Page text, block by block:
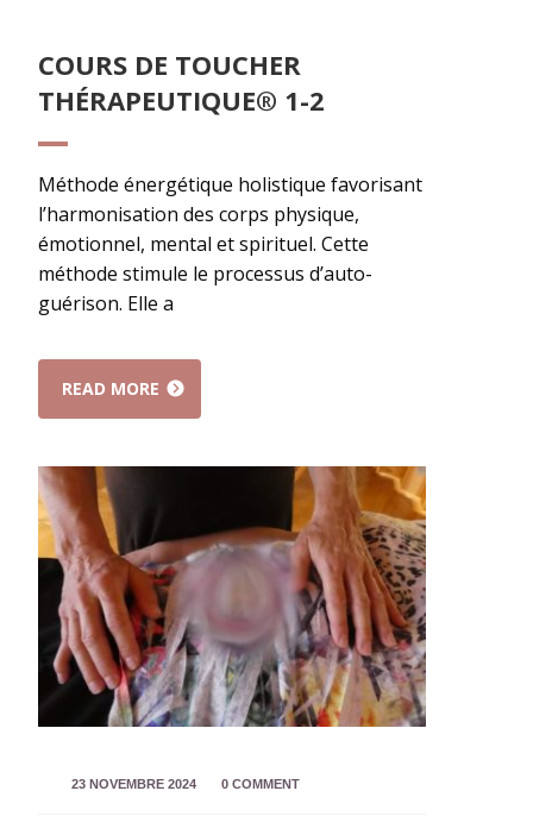
COURS DE TOUCHER
THÉRAPEUTIQUE® 1-2
Méthode énergétique holistique favorisant
l’harmonisation des corps physique,
émotionnel, mental et spirituel. Cette
méthode stimule le processus d’auto-
guérison. Elle a
READ MORE
23 NOVEMBRE 2024 0 COMMENT